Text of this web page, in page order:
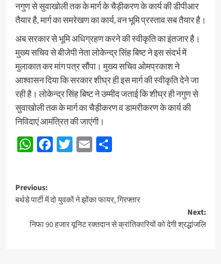
नगुण से सुवाखोली तक के मार्ग के चैड़ीकरण के कार्य की डीपीआर
तैयार है, मार्ग का समरेखण का कार्य, वन भूमि प्रस्ताव सब तैयार है।
अब सरकार से भूमि अधिग्रहण करने की स्वीकृति का इंतजार है।
मुख्य सचिव से बीजेपी नेता लोकेन्द्र सिंह बिष्ट ने इस संदर्भ में
मुलाकात कर मांग पत्र सौंपा। मुख्य सचिव ओमप्रकाश ने
आश्वासन दिया कि सरकार शीघ्र ही इस मार्ग की स्वीकृति देने जा
रही है। लोकेन्द्र सिंह बिष्ट ने उम्मीद जताई कि शीघ्र ही नगुण से
सुवाखोली तक के मार्ग का चैड़ीकरण व डामरीकरण के कार्य की
निविदाएं आमंत्रित की जाएंगी।
WhatsApp
Facebook
Twitter
EmailShare
Post
navigation
Previous:
बर्थडे पार्टी में दो युवकों ने झोंका फायर, गिरफ्तार
Next:
निफा 90 हजार यूनिट रक्तदान से क्रांतिकारियों को देगी श्रद्धांजलि